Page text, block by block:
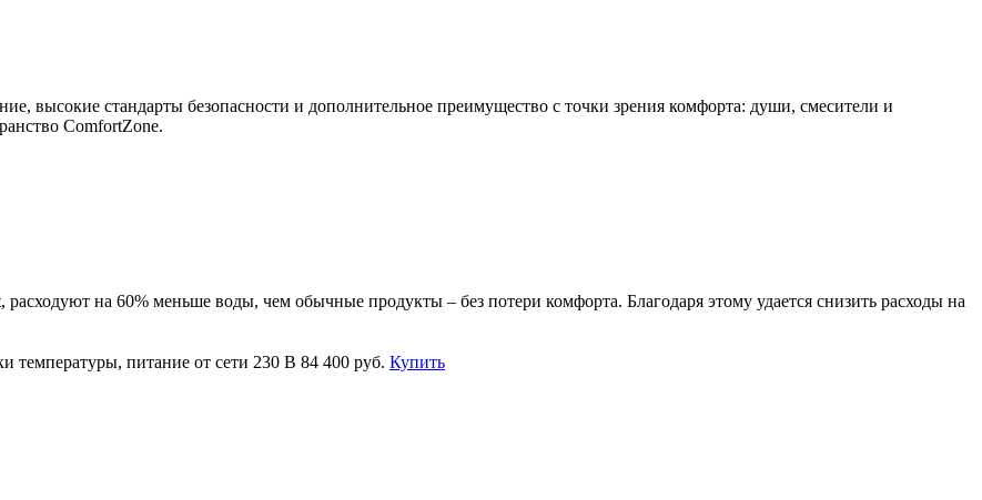
высокие стандарты безопасности и дополнительное преимущество с точки зрения комфорта: души, смесители и
ComfortZone.
на 60% меньше воды, чем обычные продукты – без потери комфорта. Благодаря этому удается снизить расходы на
температуры, питание от сети 230 В 84 400 руб. Купить